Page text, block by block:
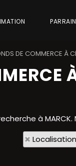
DE COMMERCE À
à